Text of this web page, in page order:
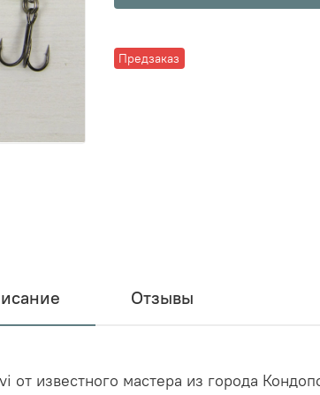
Предзаказ
Отзывы
известного мастера из города